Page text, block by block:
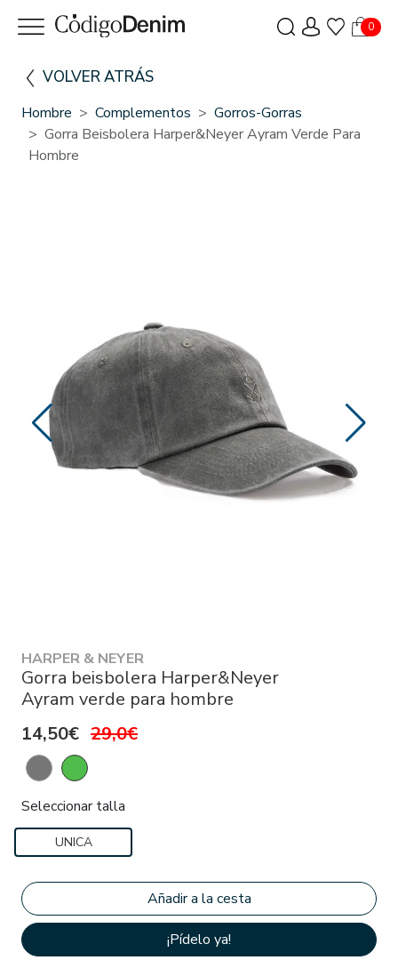
0
VOLVER ATRÁS
Hombre Complementos
Gorros-Gorras
Gorra Beisbolera Harper&Neyer Ayram Verde Para
Hombre
HARPER & NEYER
Gorra beisbolera Harper&Neyer
Ayram verde para hombre
14,50€ 29,0€
Seleccionar talla
UNICA
¡Pídelo ya!